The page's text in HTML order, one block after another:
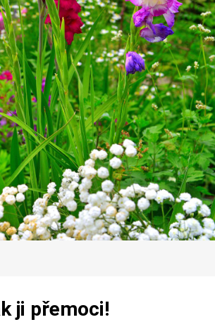
ji přemoci!